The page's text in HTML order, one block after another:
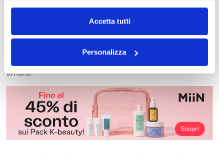
Accetta tutti
Personalizza
un fine settimana a Parigi;
una capitale europea;
tornare nel posto della luna di miele.
amarsi.